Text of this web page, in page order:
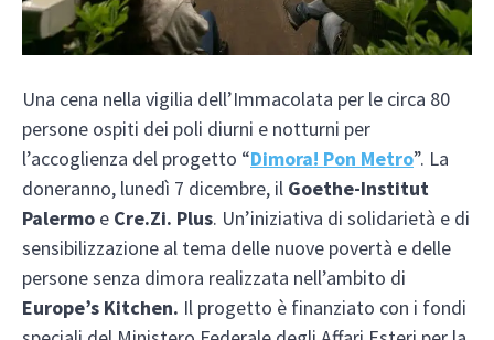
Una cena nella vigilia dell’Immacolata per le circa 80
persone ospiti dei poli diurni e notturni per
l’accoglienza del progetto “Dimora! Pon Metro”. La
doneranno, lunedì 7 dicembre, il Goethe-Institut
Palermo e Cre.Zi. Plus. Un’iniziativa di solidarietà e di
sensibilizzazione al tema delle nuove povertà e delle
persone senza dimora realizzata nell’ambito di
Europe’s Kitchen. Il progetto è finanziato con i fondi